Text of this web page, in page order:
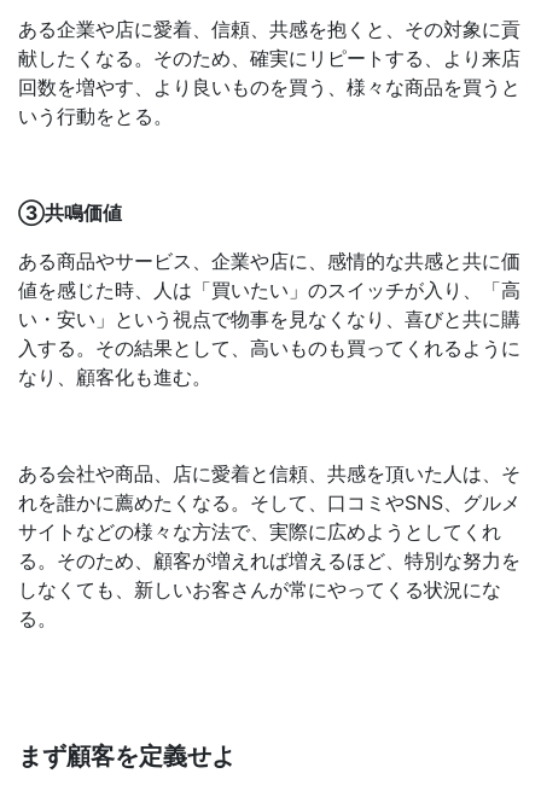
ある企業や店に愛着、信頼、共感を抱くと、その対象に貢
献したくなる。そのため、確実にリピートする、より来店
回数を増やす、より良いものを買う、様々な商品を買うと
いう行動をとる。
③共鳴価値
ある商品やサービス、企業や店に、感情的な共感と共に価
値を感じた時、人は「買いたい」のスイッチが入り、「高
い・安い」という視点で物事を見なくなり、喜びと共に購
入する。その結果として、高いものも買ってくれるように
なり、顧客化も進む。
ある会社や商品、店に愛着と信頼、共感を頂いた人は、そ
れを誰かに薦めたくなる。そして、口コミやSNS、グルメ
サイトなどの様々な方法で、実際に広めようとしてくれ
る。そのため、顧客が増えれば増えるほど、特別な努力を
しなくても、新しいお客さんが常にやってくる状況にな
る。
まず顧客を定義せよ